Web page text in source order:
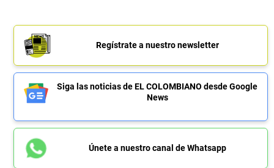
Regístrate a nuestro newsletter
Siga las noticias de EL COLOMBIANO desde Google
News
Únete a nuestro canal de Whatsapp